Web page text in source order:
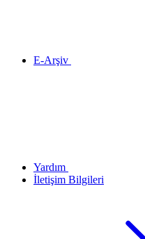
E-Arşiv
Yardım
İletişim Bilgileri